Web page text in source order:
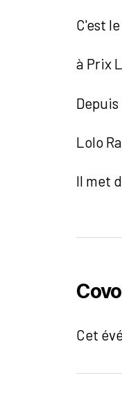
C'est
à Prix
Lolo
Il met
Cet